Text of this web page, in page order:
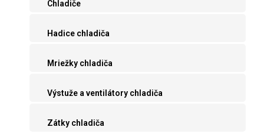
Chladiče
Hadice chladiča
Mriežky chladiča
Výstuže a ventilátory chladiča
Zátky chladiča